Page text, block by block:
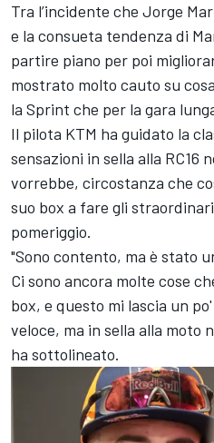
Tra l’incidente che Jorge
e la consueta tendenza di
partire piano per poi
mostrato molto cauto su
la Sprint che per la gara
Il pilota KTM ha guidato la
sensazioni in sella alla RC16
vorrebbe, circostanza che
suo box a fare gli
pomeriggio.
"Sono contento, ma è stato
Ci sono ancora molte cose
box, e questo mi lascia un
veloce, ma in sella alla moto
ha sottolineato.